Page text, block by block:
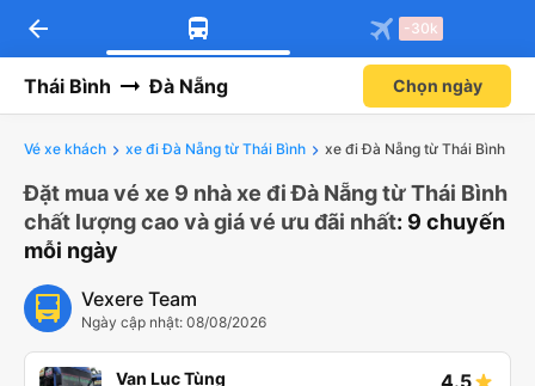
arrow_back -30k
Thái Bình Đà Nẵng Chọn ngày
Vé xe khách xe đi Đà Nẵng từ Thái Bình xe đi Đà Nẵng từ Thái Bình
Đặt mua vé xe 9 nhà xe đi Đà Nẵng từ Thái Bình
chất lượng cao và giá vé ưu đãi nhất: 9 chuyến
mỗi ngày
Vexere Team
Ngày cập nhật: 08/08/2026
Vạn Lục Tùng 4.5